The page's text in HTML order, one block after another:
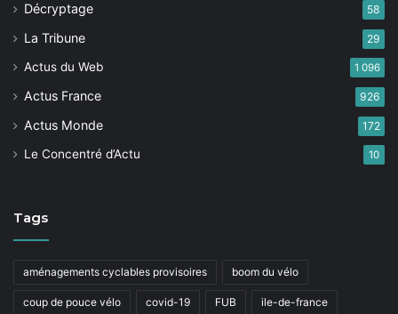
Décryptage 58
La Tribune 29
Actus du Web 1 096
Actus France 926
Actus Monde 172
Le Concentré d’Actu 10
Tags
aménagements cyclables provisoires boom du vélo
coup de pouce vélo covid-19 FUB ile-de-france